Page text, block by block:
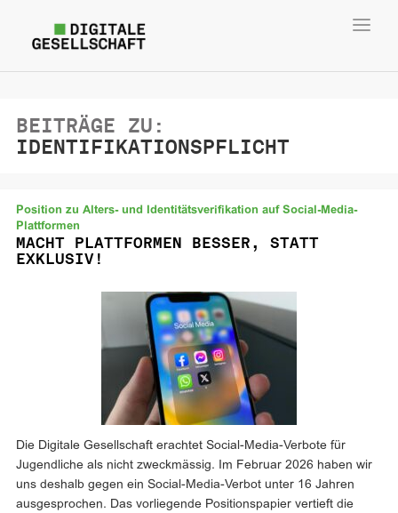
BEITRÄGE ZU:
IDENTIFIKATIONSPFLICHT
Position zu Alters- und Identitätsverifikation auf Social-Media-
Plattformen
MACHT PLATTFORMEN BESSER, STATT
EXKLUSIV!
Die Digitale Gesellschaft erachtet Social-Media-Verbote für
Jugendliche als nicht zweckmässig. Im Februar 2026 haben wir
uns deshalb gegen ein Social-Media-Verbot unter 16 Jahren
ausgesprochen. Das vorliegende Positionspapier vertieft die